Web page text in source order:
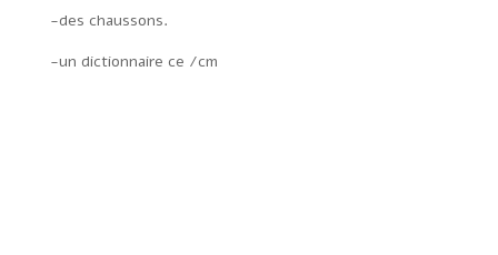
-des chaussons.
-un dictionnaire ce /cm